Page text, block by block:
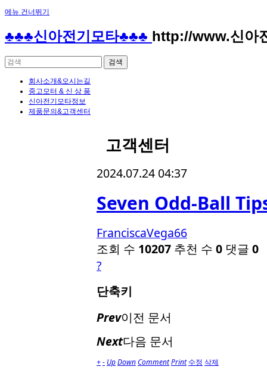
메뉴 건너뛰기
♣♣♣신아전기모타♣♣♣ http://www.신아
회사소개&오시는길
중고모터 & 신 상 품
신아전기모타정보
제품문의&고객센터
고객센터
2024.07.24 04:37
FranciscaVega66
조회 수 10207 추천 수 0 댓글 0
?
단축키
Prev이전 문서
Next다음 문서
+- UpDownCommentPrint 수정 삭제